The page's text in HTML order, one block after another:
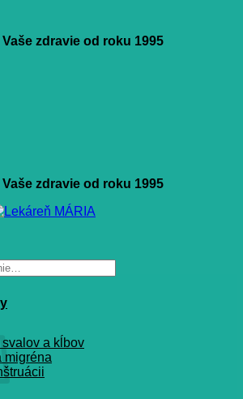
zdravie od roku 1995
zdravie od roku 1995
a kĺbov
migréna